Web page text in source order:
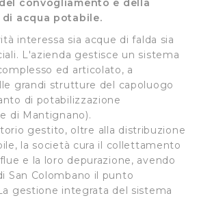
convogliamento e della
acqua potabile.
interessa sia acque di falda sia
L'azienda gestisce un sistema
ed articolato, a
grandi strutture del capoluogo
di potabilizzazione
di Mantignano).
gestito, oltre alla distribuzione
la società cura il collettamento
e la loro depurazione, avendo
San Colombano il punto
gestione integrata del sistema